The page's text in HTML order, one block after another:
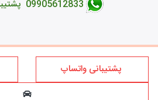
09905612833 پشتیبانی در واتساپ
طراحی فروشگاه اینترنتی
کلیه حقوق این سایت متعلق به برند پیراکده
فروشگاه اینترنتی پیراکده فقط برای مقاصد
پشتیبانی واتساپ